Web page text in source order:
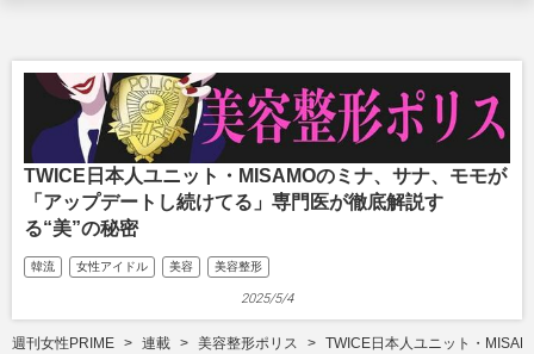
TWICE日本人ユニット・MISAMOのミナ、サナ、モモが
「アップデートし続けてる」専門医が徹底解説す
る“美”の秘密
韓流 女性アイドル 美容 美容整形
2025/5/4
週刊女性PRIME 連載 美容整形ポリス TWICE日本人ユニット・